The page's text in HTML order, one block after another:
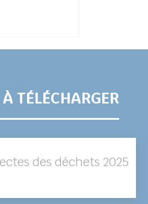
TÉLÉCHARGER
des déchets 2025